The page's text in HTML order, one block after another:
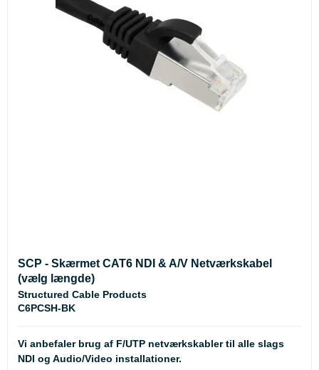
SCP - Skærmet CAT6 NDI & A/V Netværkskabel
(vælg længde)
Structured Cable Products
C6PCSH-BK
Vi anbefaler brug af F/UTP netværkskabler til alle slags
NDI og Audio/Video installationer.